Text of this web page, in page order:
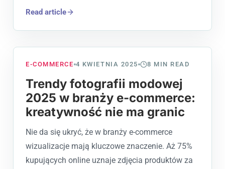
Read article
E-COMMERCE 4 KWIETNIA 2025 8 MIN READ
Trendy fotografii modowej
2025 w branży e-commerce:
kreatywność nie ma granic
Nie da się ukryć, że w branży e-commerce
wizualizacje mają kluczowe znaczenie. Aż 75%
kupujących online uznaje zdjęcia produktów za